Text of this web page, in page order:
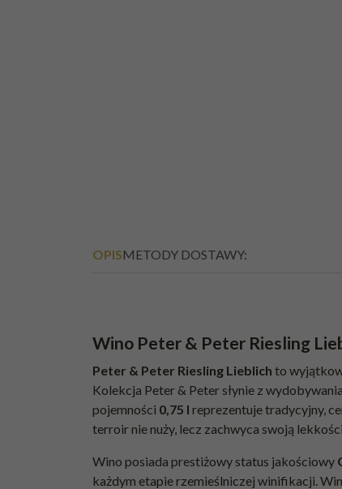
OPISMETODY DOSTAWY:
Wino Peter & Peter Riesling
Peter & Peter Riesling Lieblich to
Kolekcja Peter & Peter słynie z
pojemności 0,75 l reprezentuje tradycyjny,
terroir nie nuży, lecz zachwyca swoją
Wino posiada prestiżowy status jakościowy
każdym etapie rzemieślniczej winifikacji.